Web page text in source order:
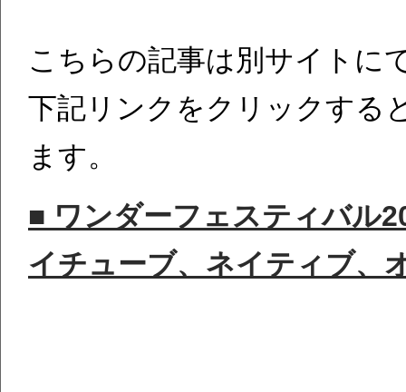
こちらの記事は別サイトに
下記リンクをクリックする
ます。
■ ワンダーフェスティバル
イチューブ、ネイティブ、